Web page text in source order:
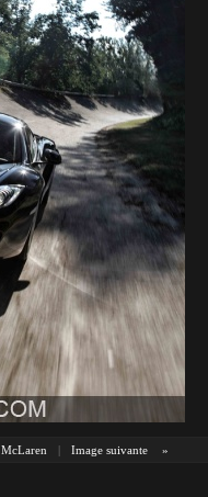
McLaren | Image suivante »